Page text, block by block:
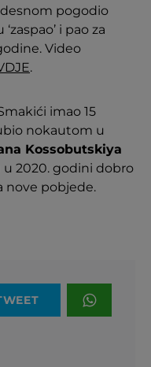
pogodio
i pao za
Video
.
imao 15
nokautom u
Kossobutskiya
u 2020. godini dobro
nove pobjede.